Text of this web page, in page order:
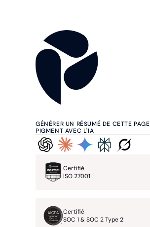
GÉNÉRER UN RÉSUMÉ DE CETTE PAGE
PIGMENT AVEC L'IA
Certifié
ISO 27001
Certifié
SOC 1 & SOC 2 Type 2